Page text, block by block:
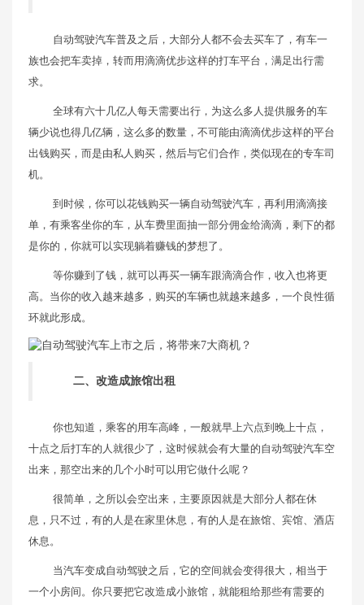
自动驾驶汽车普及之后，大部分人都不会去买车了，有车一
族也会把车卖掉，转而用滴滴优步这样的打车平台，满足出行需
求。
全球有六十几亿人每天需要出行，为这么多人提供服务的车
辆少说也得几亿辆，这么多的数量，不可能由滴滴优步这样的平台
出钱购买，而是由私人购买，然后与它们合作，类似现在的专车司
机。
到时候，你可以花钱购买一辆自动驾驶汽车，再利用滴滴接
单，有乘客坐你的车，从车费里面抽一部分佣金给滴滴，剩下的都
是你的，你就可以实现躺着赚钱的梦想了。
等你赚到了钱，就可以再买一辆车跟滴滴合作，收入也将更
高。当你的收入越来越多，购买的车辆也就越来越多，一个良性循
环就此形成。
二、改造成旅馆出租
你也知道，乘客的用车高峰，一般就早上六点到晚上十点，
十点之后打车的人就很少了，这时候就会有大量的自动驾驶汽车空
出来，那空出来的几个小时可以用它做什么呢？
很简单，之所以会空出来，主要原因就是大部分人都在休
息，只不过，有的人是在家里休息，有的人是在旅馆、宾馆、酒店
休息。
当汽车变成自动驾驶之后，它的空间就会变得很大，相当于
一个小房间。你只要把它改造成小旅馆，就能租给那些有需要的